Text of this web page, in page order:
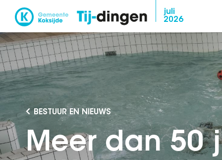
Overslaan
naar
de
inhoud
gaan
juli
2026
BESTUUR EN NIEUWS
Meer dan 50